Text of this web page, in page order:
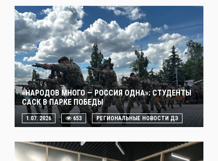
«НАРОДОВ МНОГО — РОССИЯ ОДНА»: СТУДЕНТЫ
САСК В ПАРКЕ ПОБЕДЫ
1.07. 2026 653 РЕГИОНАЛЬНЫЕ НОВОСТИ ДЭ